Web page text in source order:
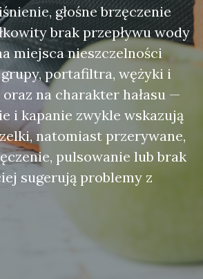
głośne brzęczenie
brak przepływu wody
miejsca nieszczelności
portafiltra, wężyki i
na charakter hałasu —
i kapanie zwykle wskazują
natomiast przerywane,
pulsowanie lub brak
sugerują problemy z